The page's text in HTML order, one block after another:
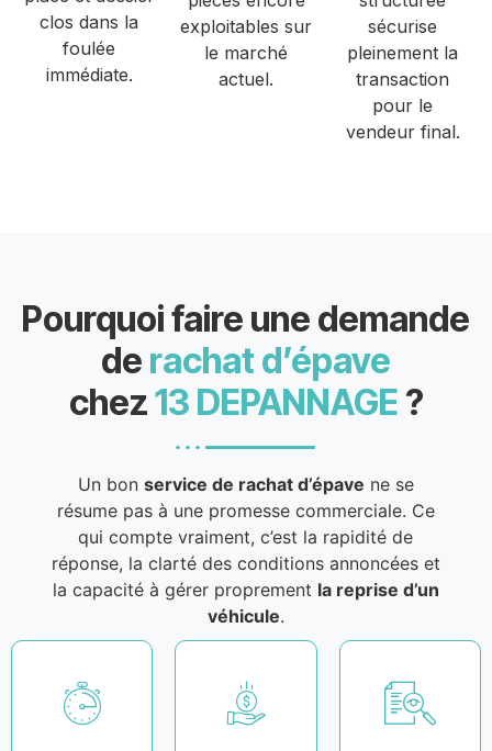
clos dans la
foulée
immédiate.
exploitables sur
le marché
actuel.
sécurise
pleinement la
transaction
pour le
vendeur final.
Pourquoi faire une demande
de rachat d’épave
chez13 DEPANNAGE ?
Un bon service de rachat d’épave ne se
résume pas à une promesse commerciale. Ce
qui compte vraiment, c’est la rapidité de
réponse, la clarté des conditions annoncées et
la capacité à gérer proprement la reprise d’un
véhicule.